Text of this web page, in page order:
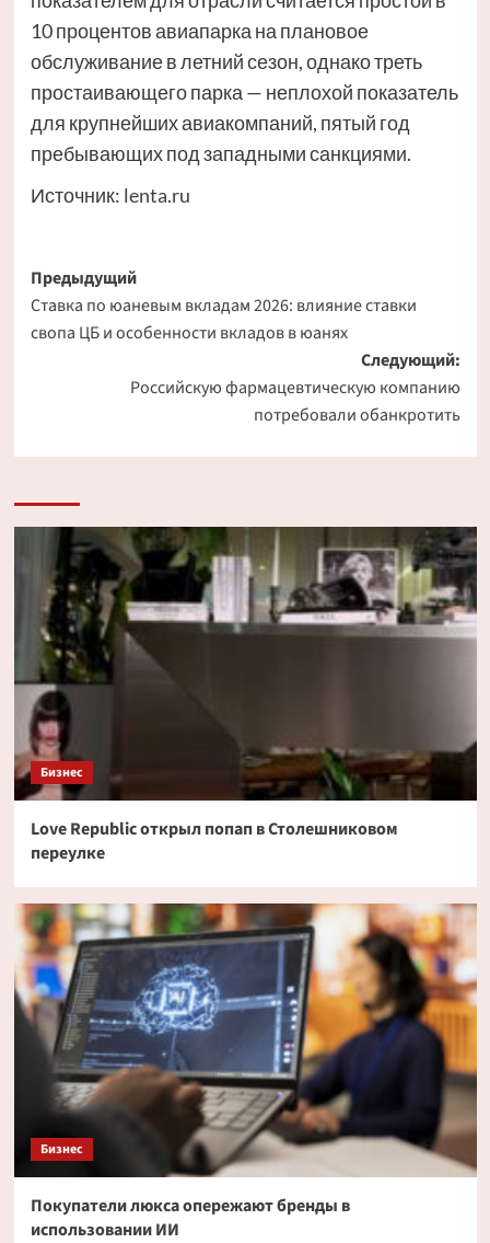
10 процентов авиапарка на плановое
обслуживание в летний сезон, однако треть
простаивающего парка — неплохой показатель
для крупнейших авиакомпаний, пятый год
пребывающих под западными санкциями.
Источник: lenta.ru
Навигация
записи
Предыдущий
Ставка по юаневым вкладам 2026: влияние ставки
свопа ЦБ и особенности вкладов в юанях
Следующий:
Российскую фармацевтическую компанию
потребовали обанкротить
Бизнес
Love Republic открыл попап в Столешниковом
переулке
Бизнес
Покупатели люкса опережают бренды в
использовании ИИ